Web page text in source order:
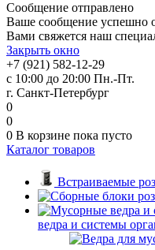
Сообщение отправлено
Ваше сообщение успешно
Вами свяжется наш
Закрыть окно
+7 (921) 582-12-29
с 10:00 до 20:00 Пн.-Пт.
г. Санкт-Петербург
0
0
0 В корзине пока пусто
Каталог товаров
Встраиваемые
ведра и системы